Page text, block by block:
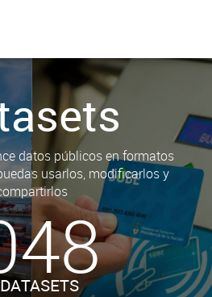
datos públicos en formatos
usarlos, modificarlos y
DATASETS